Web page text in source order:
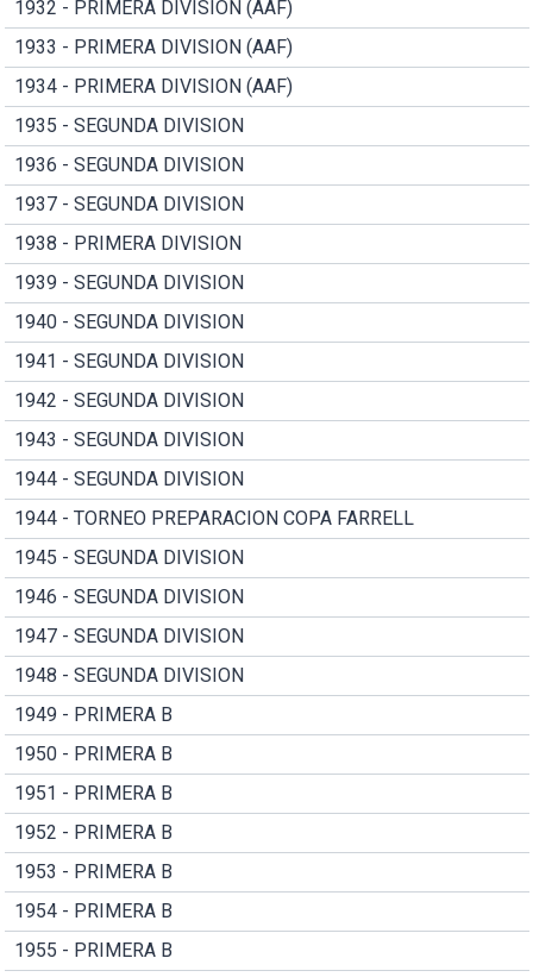
1932 - PRIMERA DIVISION (AAF)
1933 - PRIMERA DIVISION (AAF)
1934 - PRIMERA DIVISION (AAF)
1935 - SEGUNDA DIVISION
1936 - SEGUNDA DIVISION
1937 - SEGUNDA DIVISION
1938 - PRIMERA DIVISION
1939 - SEGUNDA DIVISION
1940 - SEGUNDA DIVISION
1941 - SEGUNDA DIVISION
1942 - SEGUNDA DIVISION
1943 - SEGUNDA DIVISION
1944 - SEGUNDA DIVISION
1944 - TORNEO PREPARACION COPA FARRELL
1945 - SEGUNDA DIVISION
1946 - SEGUNDA DIVISION
1947 - SEGUNDA DIVISION
1948 - SEGUNDA DIVISION
1949 - PRIMERA B
1950 - PRIMERA B
1951 - PRIMERA B
1952 - PRIMERA B
1953 - PRIMERA B
1954 - PRIMERA B
1955 - PRIMERA B